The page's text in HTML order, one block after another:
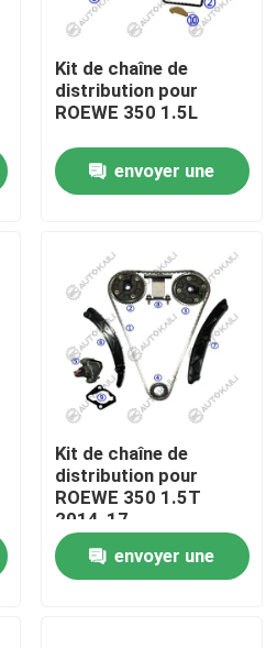
Kit de chaîne de
distribution pour
ROEWE 350 1.5L
envoyer une
Kit de chaîne de
distribution pour
ROEWE 350 1.5T
2014-17
envoyer une